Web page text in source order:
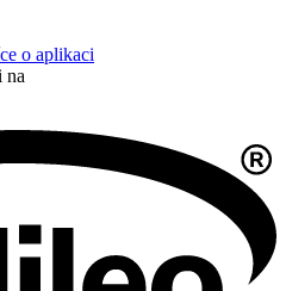
o aplikaci
na